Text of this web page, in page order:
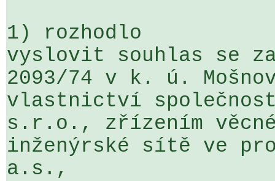
1) rozhodlo
vyslovit souhlas se
2093/74 v k. ú.
vlastnictví
s.r.o., zřízením
inženýrské sítě ve
a.s.,